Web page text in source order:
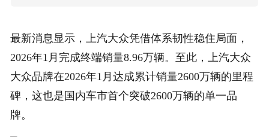
最新消息显示，上汽大众凭借体系韧性稳住局面，
2026年1月完成终端销量8.96万辆。至此，上汽大众
大众品牌在2026年1月达成累计销量2600万辆的里程
碑，这也是国内车市首个突破2600万辆的单一品
牌。